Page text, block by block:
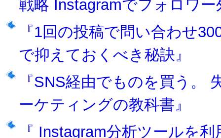
戦略 Instagramでフォロワ
『1回の投稿で問い合わせ
で抑えておくべき秘訣』
『SNS経由でものを買う。
ーケティングの教科書』
『 Instagram分析ツールを